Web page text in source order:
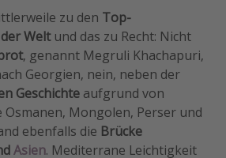
Türkei
zu den Top-
Weltund das zu Recht: Nicht
, genannt Megruli Khachapuri,
Georgien, nein, neben der
Geschichte aufgrund von
Osmanen, Mongolen, Perser und
ebenfalls die Brücke
Asien. Mediterrane Leichtigkeit